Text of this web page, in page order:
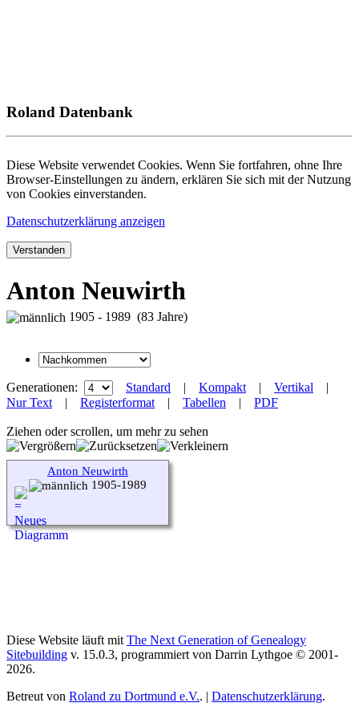
Roland Datenbank
Diese Website verwendet Cookies. Wenn Sie fortfahren, ohne Ihre
Browser-Einstellungen zu ändern, erklären Sie sich mit der Nutzung
von Cookies einverstanden.
Datenschutzerklärung anzeigen
Verstanden
Anton Neuwirth
1905 - 1989 (83 Jahre)
Generationen: Standard | Kompakt | Vertikal |
Nur Text | Registerformat | Tabellen | PDF
Ziehen oder scrollen, um mehr zu sehen
Anton Neuwirth
1905-1989
Diese Website läuft mit The Next Generation of Genealogy
Sitebuilding v. 15.0.3, programmiert von Darrin Lythgoe © 2001-
2026.
Betreut von Roland zu Dortmund e.V.. | Datenschutzerklärung.